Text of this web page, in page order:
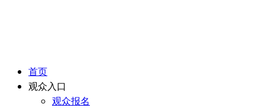
首页
观众入口
观众报名